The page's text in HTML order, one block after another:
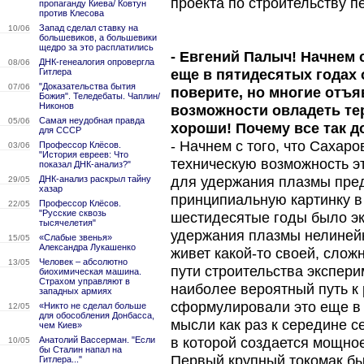
пропаганду Киева/ Ковтун
против Клесова
10/06
Запад сделал ставку на
большевиков, а большевики
щедро за это расплатились
08/06
ДНК-генеалогия опровергла
Гитлера
07/06
"Доказательства бытия
Божия". Теледебаты. Чаплин/
Никонов
05/06
Самая неудобная правда
для СССР
03/06
Профессор Клёсов.
"История евреев: Что
показал ДНК-анализ?"
29/05
ДНК-анализ раскрыл тайну
хазар
22/05
Профессор Клёсов.
"Русские сквозь
тысячелетия"
15/05
«Слабые звенья»
Александра Лукашенко
13/05
Человек – абсолютно
биохимическая машина.
Страхом управляют в
западных армиях
12/05
«Никто не сделал больше
для обособления Донбасса,
чем Киев»
10/05
Анатолий Вассерман. "Если
бы Сталин напал на
Гитлера..."
проекта по строительству
- Евгений Палыч! Начнем
еще в пятидесятых
поверите, но многие
возможности овладеть
хороши! Почему все так
- Начнем с того, что
техническую возможность
для удержания плазмы
принципиальную картинку
шестидесятые годы было
удержания плазмы
живет какой-то своей,
пути строительства
наиболее вероятный путь
сформулировали это еще в
мысли как раз к середине
в которой создается